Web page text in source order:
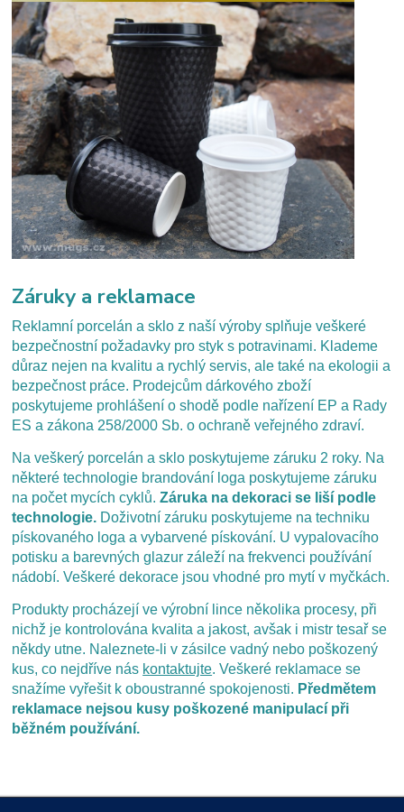
Záruky a reklamace
Reklamní porcelán a sklo z naší výroby splňuje veškeré
bezpečnostní požadavky pro styk s potravinami. Klademe
důraz nejen na kvalitu a rychlý servis, ale také na ekologii a
bezpečnost práce. Prodejcům dárkového zboží
poskytujeme prohlášení o shodě podle nařízení EP a Rady
ES a zákona 258/2000 Sb. o ochraně veřejného zdraví.
Na veškerý porcelán a sklo poskytujeme záruku 2 roky. Na
některé technologie brandování loga poskytujeme záruku
na počet mycích cyklů.Záruka na dekoraci se liší podle
technologie. Doživotní záruku poskytujeme na techniku
pískovaného loga a vybarvené pískování. U vypalovacího
potisku a barevných glazur záleží na frekvenci používání
nádobí. Veškeré dekorace jsou vhodné pro mytí v myčkách.
Produkty procházejí ve výrobní lince několika procesy, při
nichž je kontrolována kvalita a jakost, avšak i mistr tesař se
někdy utne. Naleznete-li v zásilce vadný nebo poškozený
kus, co nejdříve nás kontaktujte. Veškeré reklamace se
snažíme vyřešit k oboustranné spokojenosti. Předmětem
reklamace nejsou kusy poškozené manipulací při
běžném používání.